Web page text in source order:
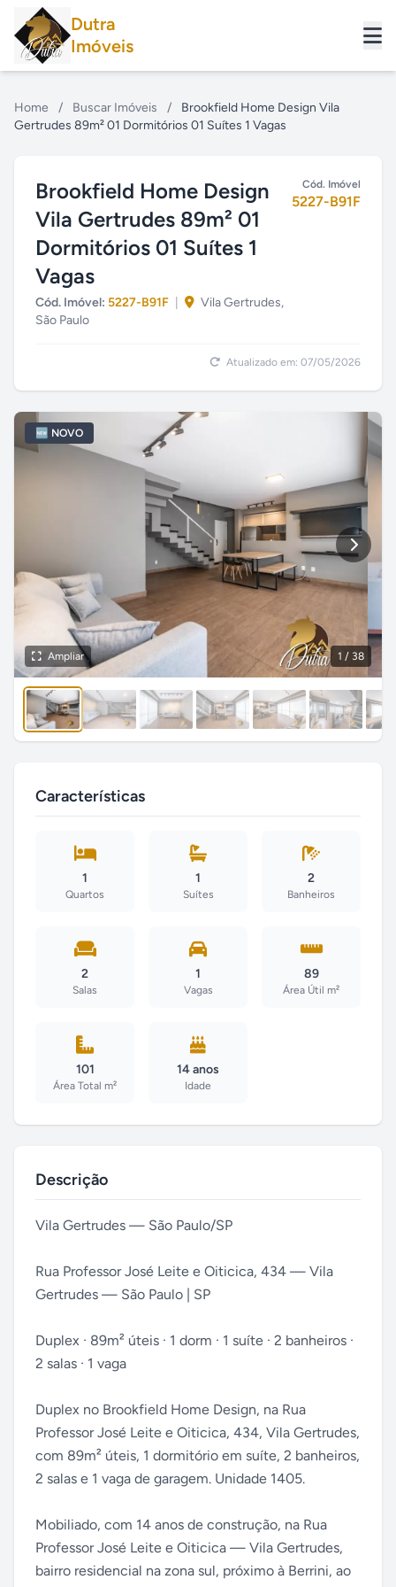
Dutra
Imóveis
Home / Buscar Imóveis /
Brookfield Home Design Vila
Gertrudes 89m² 01 Dormitórios 01 Suítes 1 Vagas
Brookfield Home Design
Vila Gertrudes 89m² 01
Dormitórios 01 Suítes 1
Vagas
Cód. Imóvel: 5227-B91F
Vila Gertrudes,
São Paulo
Cód. Imóvel
5227-B91F
Atualizado em: 07/05/2026
1 / 38
🆕 NOVO
Ampliar
Características
1
Quartos
1
Suítes
2
Banheiros
2
Salas
1
Vagas
89
Área Útil m²
101
Área Total m²
14 anos
Idade
Descrição
Vila Gertrudes — São Paulo/SP
Rua Professor José Leite e Oiticica, 434 — Vila
Gertrudes — São Paulo | SP
Duplex · 89m² úteis · 1 dorm · 1 suíte · 2 banheiros ·
2 salas · 1 vaga
Duplex no Brookfield Home Design, na Rua
Professor José Leite e Oiticica, 434, Vila Gertrudes,
com 89m² úteis, 1 dormitório em suíte, 2 banheiros,
2 salas e 1 vaga de garagem. Unidade 1405.
Mobiliado, com 14 anos de construção, na Rua
Professor José Leite e Oiticica — Vila Gertrudes,
bairro residencial na zona sul, próximo à Berrini, ao